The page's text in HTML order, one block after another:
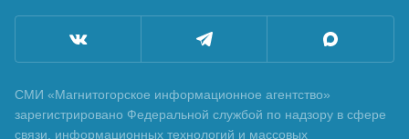
СМИ «Магнитогорское информационное агентство»
зарегистрировано Федеральной службой по надзору в сфере
связи, информационных технологий и массовых